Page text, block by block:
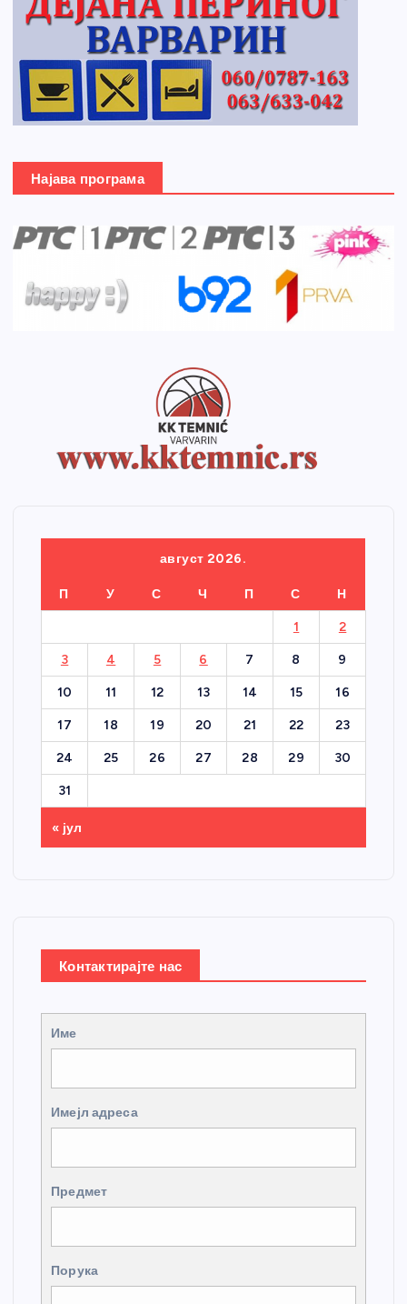
Најава програма
август 2026.
П У С Ч П С Н
1 2
3 4 5 6 7 8 9
10 11 12 13 14 15 16
17 18 19 20 21 22 23
24 25 26 27 28 29 30
31
« јул
Контактирајте нас
Име
Имејл адреса
Предмет
Порука